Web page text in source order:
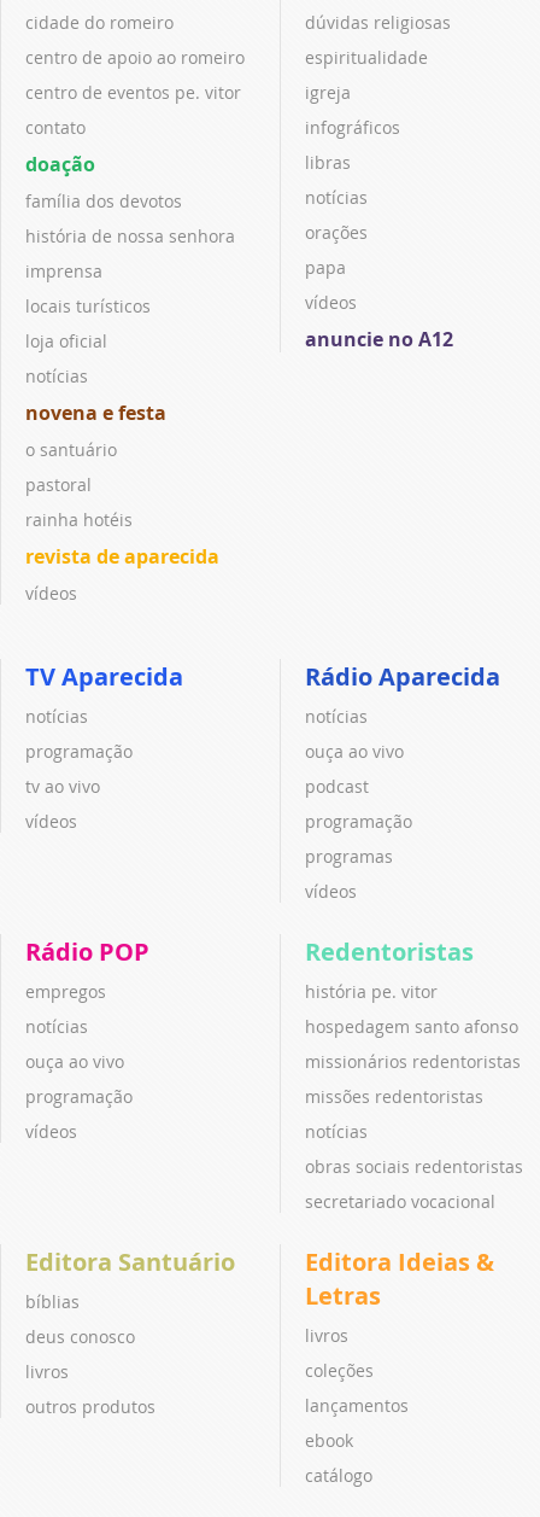
cidade do romeiro
centro de apoio ao romeiro
centro de eventos pe. vitor
contato
doação
família dos devotos
história de nossa senhora
imprensa
locais turísticos
loja oficial
notícias
novena e festa
o santuário
pastoral
rainha hotéis
revista de aparecida
vídeos
dúvidas religiosas
espiritualidade
igreja
infográficos
libras
notícias
orações
papa
vídeos
anuncie no A12
TV Aparecida
notícias
programação
tv ao vivo
vídeos
Rádio Aparecida
notícias
ouça ao vivo
podcast
programação
programas
vídeos
Rádio POP
empregos
notícias
ouça ao vivo
programação
vídeos
Redentoristas
história pe. vitor
hospedagem santo afonso
missionários redentoristas
missões redentoristas
notícias
obras sociais redentoristas
secretariado vocacional
Editora Santuário
bíblias
deus conosco
livros
outros produtos
Editora Ideias &
Letras
livros
coleções
lançamentos
ebook
catálogo